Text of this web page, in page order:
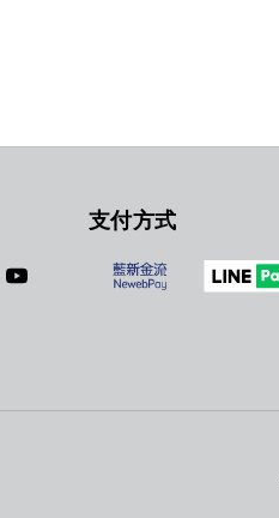
支付方式